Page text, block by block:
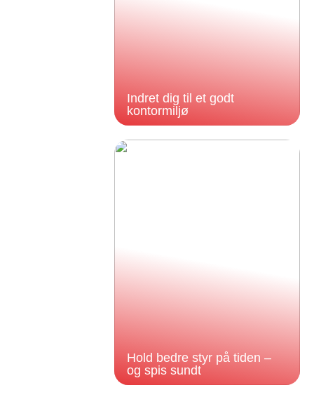
Indret dig til et godt
kontormiljø
Hold bedre styr på tiden –
og spis sundt